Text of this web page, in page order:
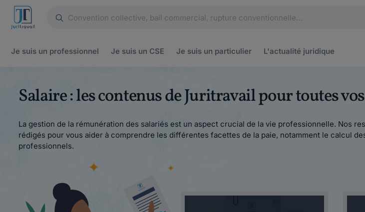
Je suis un professionnel Je suis un CSE Je suis un particulier L'actualité juridique
Salaire : les contenus de Juritravail pour toutes
La gestion de la rémunération des salariés est un aspect crucial de la vie professionnelle. Nos
rédigés pour vous aider à comprendre les différentes facettes de la paie, notamment le calcul
professionnels.